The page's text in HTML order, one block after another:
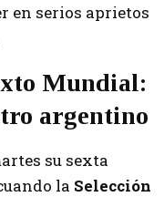
en serios aprietos
Mundial:
argentino
su sexta
la Selección